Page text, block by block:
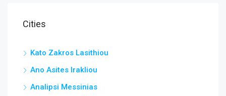
Cities
Kato Zakros Lasithiou
Ano Asites Irakliou
Analipsi Messinias